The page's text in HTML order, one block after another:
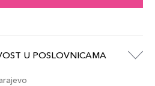
U POSLOVNICAMA